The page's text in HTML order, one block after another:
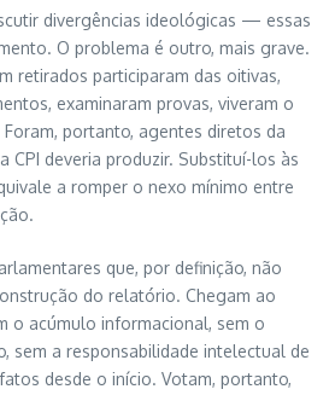
divergências ideológicas — essas
O problema é outro, mais grave.
retirados participaram das oitivas,
examinaram provas, viveram o
portanto, agentes diretos da
CPI deveria produzir. Substituí-los às
a romper o nexo mínimo entre
que, por definição, não
do relatório. Chegam ao
o acúmulo informacional, sem o
sem a responsabilidade intelectual de
desde o início. Votam, portanto,